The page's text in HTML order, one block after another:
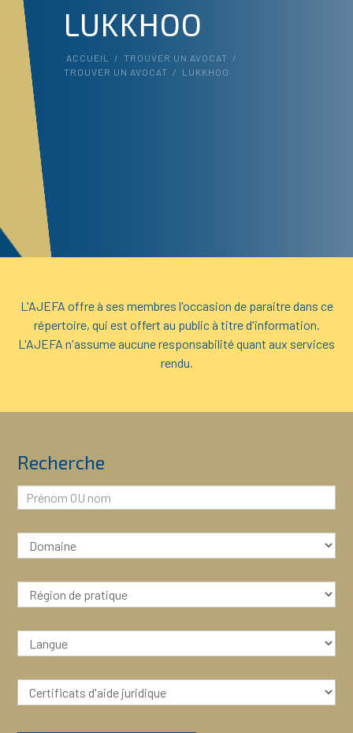
LUKKHOO
ACCUEIL / TROUVER UN AVOCAT
/
TROUVER UN AVOCAT / LUKKHOO
L'AJEFA offre à ses membres l'occasion de paraitre dans ce
répertoire, qui est offert au public à titre d'information.
L'AJEFA n'assume aucune responsabilité quant aux services
rendu.
Recherche